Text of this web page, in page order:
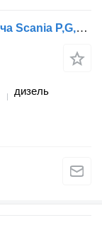
Корпус КПП Scania 2292452 для тягача Scania P,G,R,T-series (2004-2017)
дизель